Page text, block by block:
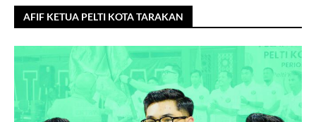
AFIF KETUA PELTI KOTA TARAKAN